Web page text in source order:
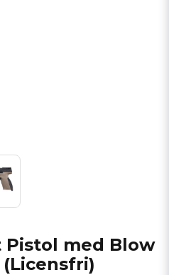
Pistol med Blow
(Licensfri)